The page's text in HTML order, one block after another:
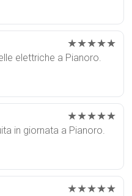
★★★★★
elettriche a Pianoro.
★★★★★
in giornata a Pianoro.
★★★★★